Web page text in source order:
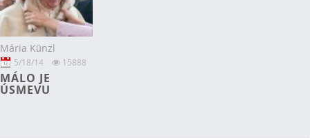
Mária Künzl
5/18/14 15888
MÁLO JE
ÚSMEVU